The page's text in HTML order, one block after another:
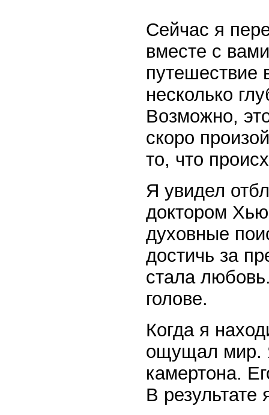
Сейчас я
вместе с
путешествие
несколько
Возможно,
скоро
то, что
Я увидел
доктором
духовные
достичь за
стала
голове.
Когда я
ощущал мир.
камертона.
В результате